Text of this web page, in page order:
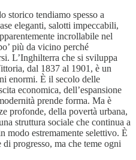
storico tendiamo spesso a
eleganti, salotti impeccabili,
incrollabile nel
più da vicino perché
L’Inghilterra che si sviluppa
dal 1837 al 1901, è un
enormi. È il secolo delle
economica, dell’espansione
prende forma. Ma è
profonde, della povertà urbana,
struttura sociale che continua a
estremamente selettivo. È
progresso, ma che teme ogni